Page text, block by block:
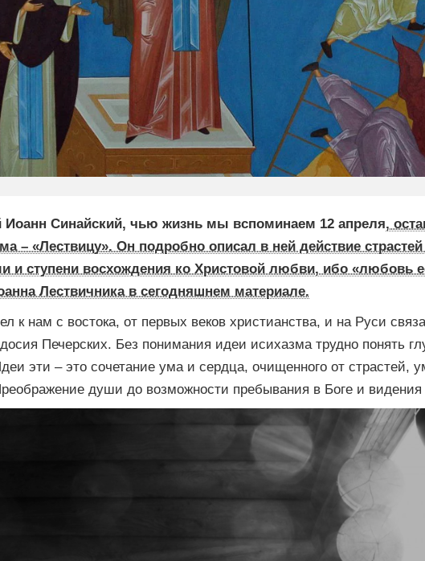
Синайский, чью жизнь мы вспоминаем 12 апреля,
– «Лествицу». Он подробно описал в ней действие
и ступени восхождения ко Христовой любви, ибо «любовь
Лествичника в сегодняшнем материале.
к нам с востока, от первых веков христианства, и на Руси
Печерских. Без понимания идеи исихазма трудно понять
эти – это сочетание ума и сердца, очищенного от страстей,
души до возможности пребывания в Боге и видения